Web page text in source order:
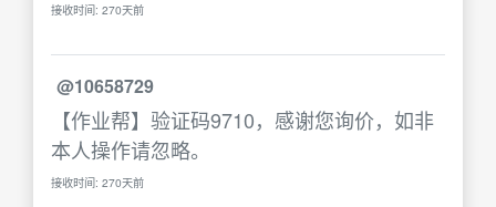
接收时间: 270天前
@10658729
【作业帮】验证码9710，感谢您询价，如非
本人操作请忽略。
接收时间: 270天前